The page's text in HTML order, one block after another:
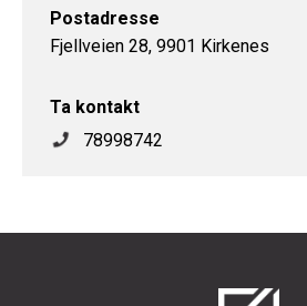
Postadresse
Fjellveien 28, 9901 Kirkenes
Ta kontakt
78998742